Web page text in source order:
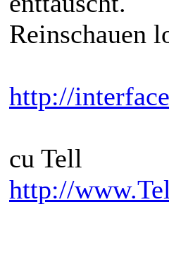
Reinschauen
http://
cu Tell
http://